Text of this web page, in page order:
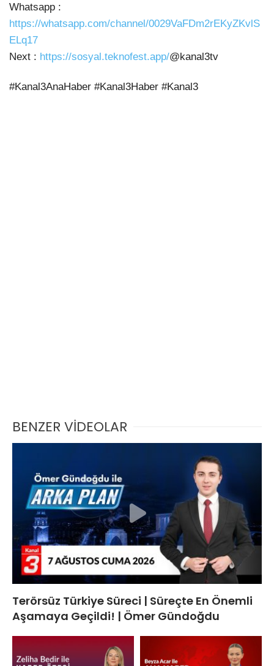
Whatsapp :
https://whatsapp.com/channel/0029VaFDm2rEKyZKvlS
ELq17
Next : https://sosyal.teknofest.app/@kanal3tv
#Kanal3AnaHaber #Kanal3Haber #Kanal3
BENZER VİDEOLAR
Terörsüz Türkiye Süreci | Süreçte En Önemli
Aşamaya Geçildi! | Ömer Gündoğdu